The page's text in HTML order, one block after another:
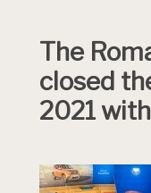
The
closed
2021